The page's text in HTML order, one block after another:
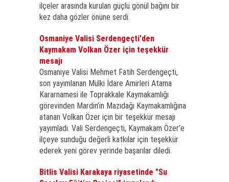
ilçeler arasında kurulan güçlü gönül bağını bir
kez daha gözler önüne serdi.
Osmaniye Valisi Serdengeçti'den
Kaymakam Volkan Özer için teşekkür
mesajı
Osmaniye Valisi Mehmet Fatih Serdengeçti,
son yayımlanan Mülki İdare Amirleri Atama
Kararnamesi ile Toprakkale Kaymakamlığı
görevinden Mardin’in Mazıdağı Kaymakamlığına
atanan Volkan Özer için bir teşekkür mesajı
yayımladı. Vali Serdengeçti, Kaymakam Özer’e
ilçeye sunduğu değerli katkılar için teşekkür
ederek yeni görev yerinde başarılar diledi.
Bitlis Valisi Karakaya riyasetinde "Su